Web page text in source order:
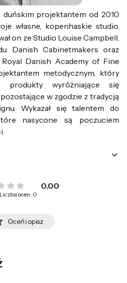
duńskim projektantem od 2010
własne, kopenhaskie studio.
on ze Studio Louise Campbell.
Danish Cabinetmakers oraz
Royal Danish Academy of Fine
metodycznym, który
produkty wyróżniające się
w zgodzie z tradycją
Wykazał się talentem do
nasycone są poczuciem
0.00
Liczba ocen: 0
Oceń i opisz